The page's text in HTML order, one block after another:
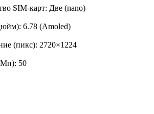
SIM-карт: Две (nano)
6.78 (Amoled)
(пикс): 2720×1224
50